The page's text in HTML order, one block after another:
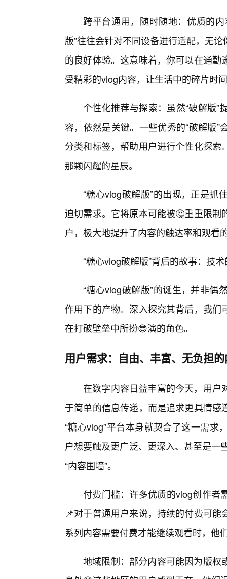
跨平台通用，随时随地：优质的
版”往往会针对不同设备进行适配，无
的良好体验。这意味着，你可以在通
受精彩的vlog内容，让生活中的碎片时
个性化推荐与探索：虽然“破解版
容，依然是关键。一些优秀的“破解版
分类和标签，帮助用户进行个性化探
那颗闪耀的星辰。
“糖心vlog破解版”的出现，正是抓
迫切需求。它将原本可能被🤔重重限
户，极大地提升了内容的触达率和观看
“糖心vlog破解版”背后的故事：技
“糖心vlog破解版”的诞生，并非偶
作用下的产物。深入探究其背后，我
在打破壁垒中所扮😎演的角色。
用户需求：自由、丰富、无负担
在数字内容日益丰富的今天，用户
于简单的信息传递，而是追求更具情
“糖心vlog”平台本身就契合了这一需
户想要触及更广泛、更深入、甚至是一
“内容围墙”。
付费门槛：许多优质的vlog创作者
📌对于普通用户来说，持续的付费可
系列内容需要付费才能继续观看时，他
地域限制：部分内容可能因为版权